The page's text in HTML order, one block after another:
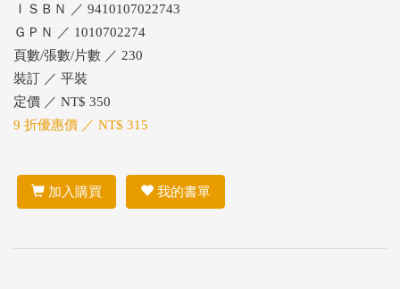
ＩＳＢＮ ／ 9410107022743
ＧＰＮ ／ 1010702274
頁數/張數/片數 ／ 230
裝訂 ／ 平裝
定價 ／ NT$ 350
9 折優惠價 ／ NT$ 315
加入購買 我的書單